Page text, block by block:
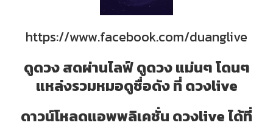
https://www.facebook.com/duanglive
ดูดวง สดผ่านไลฟ์ ดูดวง แม่นๆ โดนๆ
แหล่งรวมหมอดูชื่อดัง ที่ ดวงlive
ดาวน์โหลดแอพพลิเคชั่น ดวงlive ได้ที่